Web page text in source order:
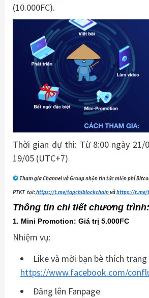
(10.000FC).
Thời gian dự thi: Từ 8:00 ngày 21/
19/05 (UTC+7)
Tham gia Channel và Group nhận tin tức miễn phí
PTKT tại:https://t.me/tapchiblockchainvàhttps://t.me/
Thông tin chi tiết chương trình:
1. Mini Promotion: Giá trị 5.000FC
Nhiệm vụ:
Like và mời bạn bè thích trang
https://www.facebook.com/
Đăng lên Fanpage